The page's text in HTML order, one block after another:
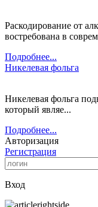
Раскодирование от
востребована в
Подробнее...
Никелевая фольга
Никелевая фольга
который являе...
Подробнее...
Авторизация
Регистрация
Вход